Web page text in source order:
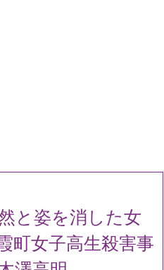
と姿を消した女
女子高生殺害事